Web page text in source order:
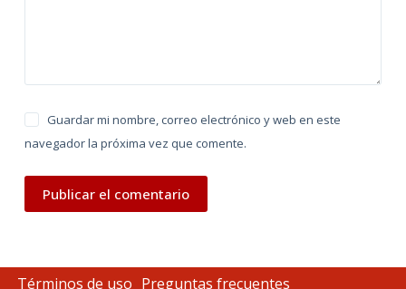
Guardar mi nombre, correo electrónico y web en este
navegador la próxima vez que comente.
Publicar el comentario
Términos de uso Preguntas frecuentes